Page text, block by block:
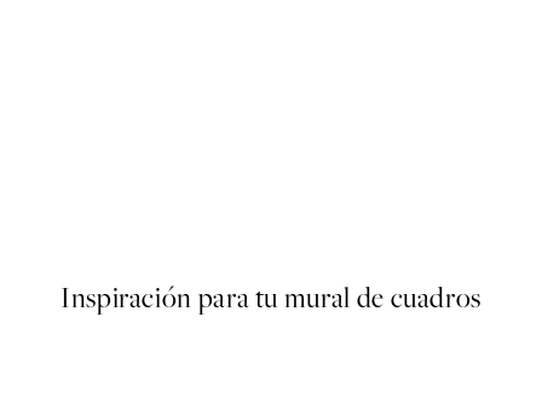
Inspiración para tu mural de cuadros